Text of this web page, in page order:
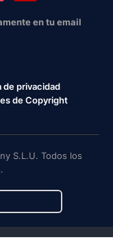
en tu email
de privacidad
de Copyright
S.L.U. Todos los